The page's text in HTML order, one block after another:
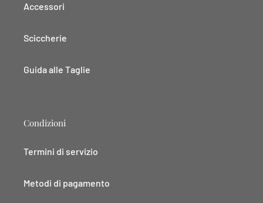
Accessori
Sciccherie
Guida alle Taglie
Condizioni
Termini di servizio
Metodi di pagamento